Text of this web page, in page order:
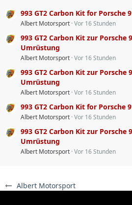
Albert Motorsport
993 GT2 Carbon Kit for Porsche
Albert Motorsport Vor 16 Stunden
993 GT2 Carbon Kit zur Porsche
Umrüstung
Albert Motorsport Vor 16 Stunden
993 GT2 Carbon Kit zur Porsche
Umrüstung
Albert Motorsport Vor 16 Stunden
993 GT2 Carbon Kit for Porsche
Albert Motorsport Vor 16 Stunden
993 GT2 Carbon Kit zur Porsche
Umrüstung
Albert Motorsport Vor 16 Stunden